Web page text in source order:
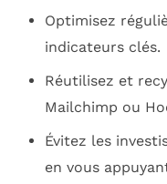
Optimisez
indicateurs clés.
Réutilisez et
Mailchimp ou
Évitez les
en vous